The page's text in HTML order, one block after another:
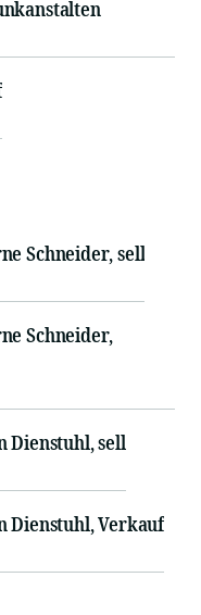
Schneider, sell
Schneider,
Dienstuhl, sell
Dienstuhl, Verkauf